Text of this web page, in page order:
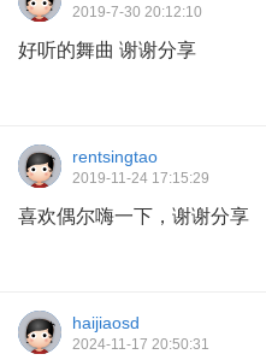
2019-7-30 20:12:10
好听的舞曲 谢谢分享
rentsingtao
2019-11-24 17:15:29
喜欢偶尔嗨一下，谢谢分享
haijiaosd
2024-11-17 20:50:31